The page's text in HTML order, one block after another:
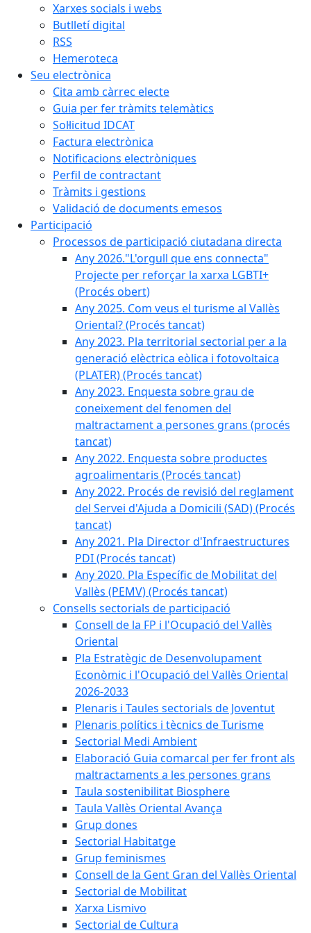
Xarxes socials i webs
Butlletí digital
RSS
Hemeroteca
Seu electrònica
Cita amb càrrec electe
Guia per fer tràmits telemàtics
Sol·licitud IDCAT
Factura electrònica
Notificacions electròniques
Perfil de contractant
Tràmits i gestions
Validació de documents emesos
Participació
Processos de participació ciutadana directa
Any 2026."L'orgull que ens connecta"
Projecte per reforçar la xarxa LGBTI+
(Procés obert)
Any 2025. Com veus el turisme al Vallès
Oriental? (Procés tancat)
Any 2023. Pla territorial sectorial per a la
generació elèctrica eòlica i fotovoltaica
(PLATER) (Procés tancat)
Any 2023. Enquesta sobre grau de
coneixement del fenomen del
maltractament a persones grans (procés
tancat)
Any 2022. Enquesta sobre productes
agroalimentaris (Procés tancat)
Any 2022. Procés de revisió del reglament
del Servei d'Ajuda a Domicili (SAD) (Procés
tancat)
Any 2021. Pla Director d'Infraestructures
PDI (Procés tancat)
Any 2020. Pla Específic de Mobilitat del
Vallès (PEMV) (Procés tancat)
Consells sectorials de participació
Consell de la FP i l'Ocupació del Vallès
Oriental
Pla Estratègic de Desenvolupament
Econòmic i l'Ocupació del Vallès Oriental
2026-2033
Plenaris i Taules sectorials de Joventut
Plenaris polítics i tècnics de Turisme
Sectorial Medi Ambient
Elaboració Guia comarcal per fer front als
maltractaments a les persones grans
Taula sostenibilitat Biosphere
Taula Vallès Oriental Avança
Grup dones
Sectorial Habitatge
Grup feminismes
Consell de la Gent Gran del Vallès Oriental
Sectorial de Mobilitat
Xarxa Lismivo
Sectorial de Cultura